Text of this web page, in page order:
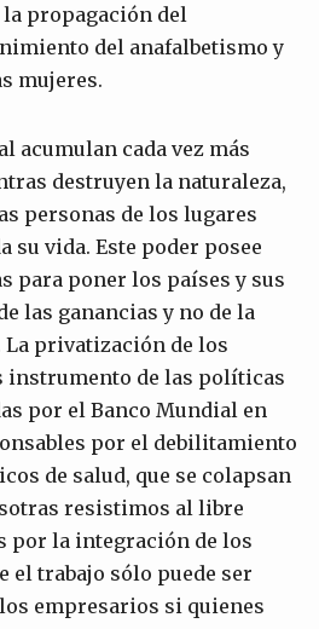
propagación del
del anafalbetismo y
mujeres.
acumulan cada vez más
destruyen la naturaleza,
personas de los lugares
su vida. Este poder posee
para poner los países y sus
las ganancias y no de la
La privatización de los
instrumento de las políticas
por el Banco Mundial en
por el debilitamiento
de salud, que se colapsan
resistimos al libre
por la integración de los
el trabajo sólo puede ser
empresarios si quienes